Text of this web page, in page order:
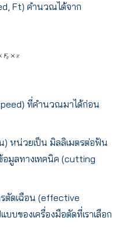
Ft) คำนวณได้จาก
ที่คำนวณมาได้ก่อน
) หน่วยเป็น มิลลิเมตรต่อฟัน
มูลทางเทคนิค (cutting
ตัดเฉือน (effective
ของเครื่องมือตัดที่เราเลือก